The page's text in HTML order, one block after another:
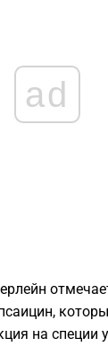
ad
на специи